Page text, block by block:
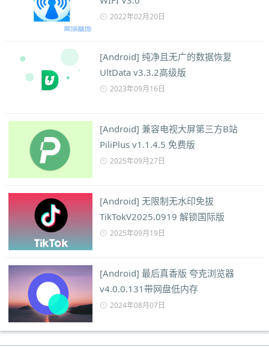
2022年02月20日
[Android] 纯净且无广的数据恢复
UltData v3.3.2高级版
2023年09月16日
[Android] 兼容电视大屏第三方B站
PiliPlus v1.1.4.5 免费版
2025年09月27日
[Android] 无限制无水印免拔
TikTokV2025.0919 解锁国际版
2025年09月19日
[Android] 最后真香版 夸克浏览器
v4.0.0.131带网盘低内存
2024年08月07日